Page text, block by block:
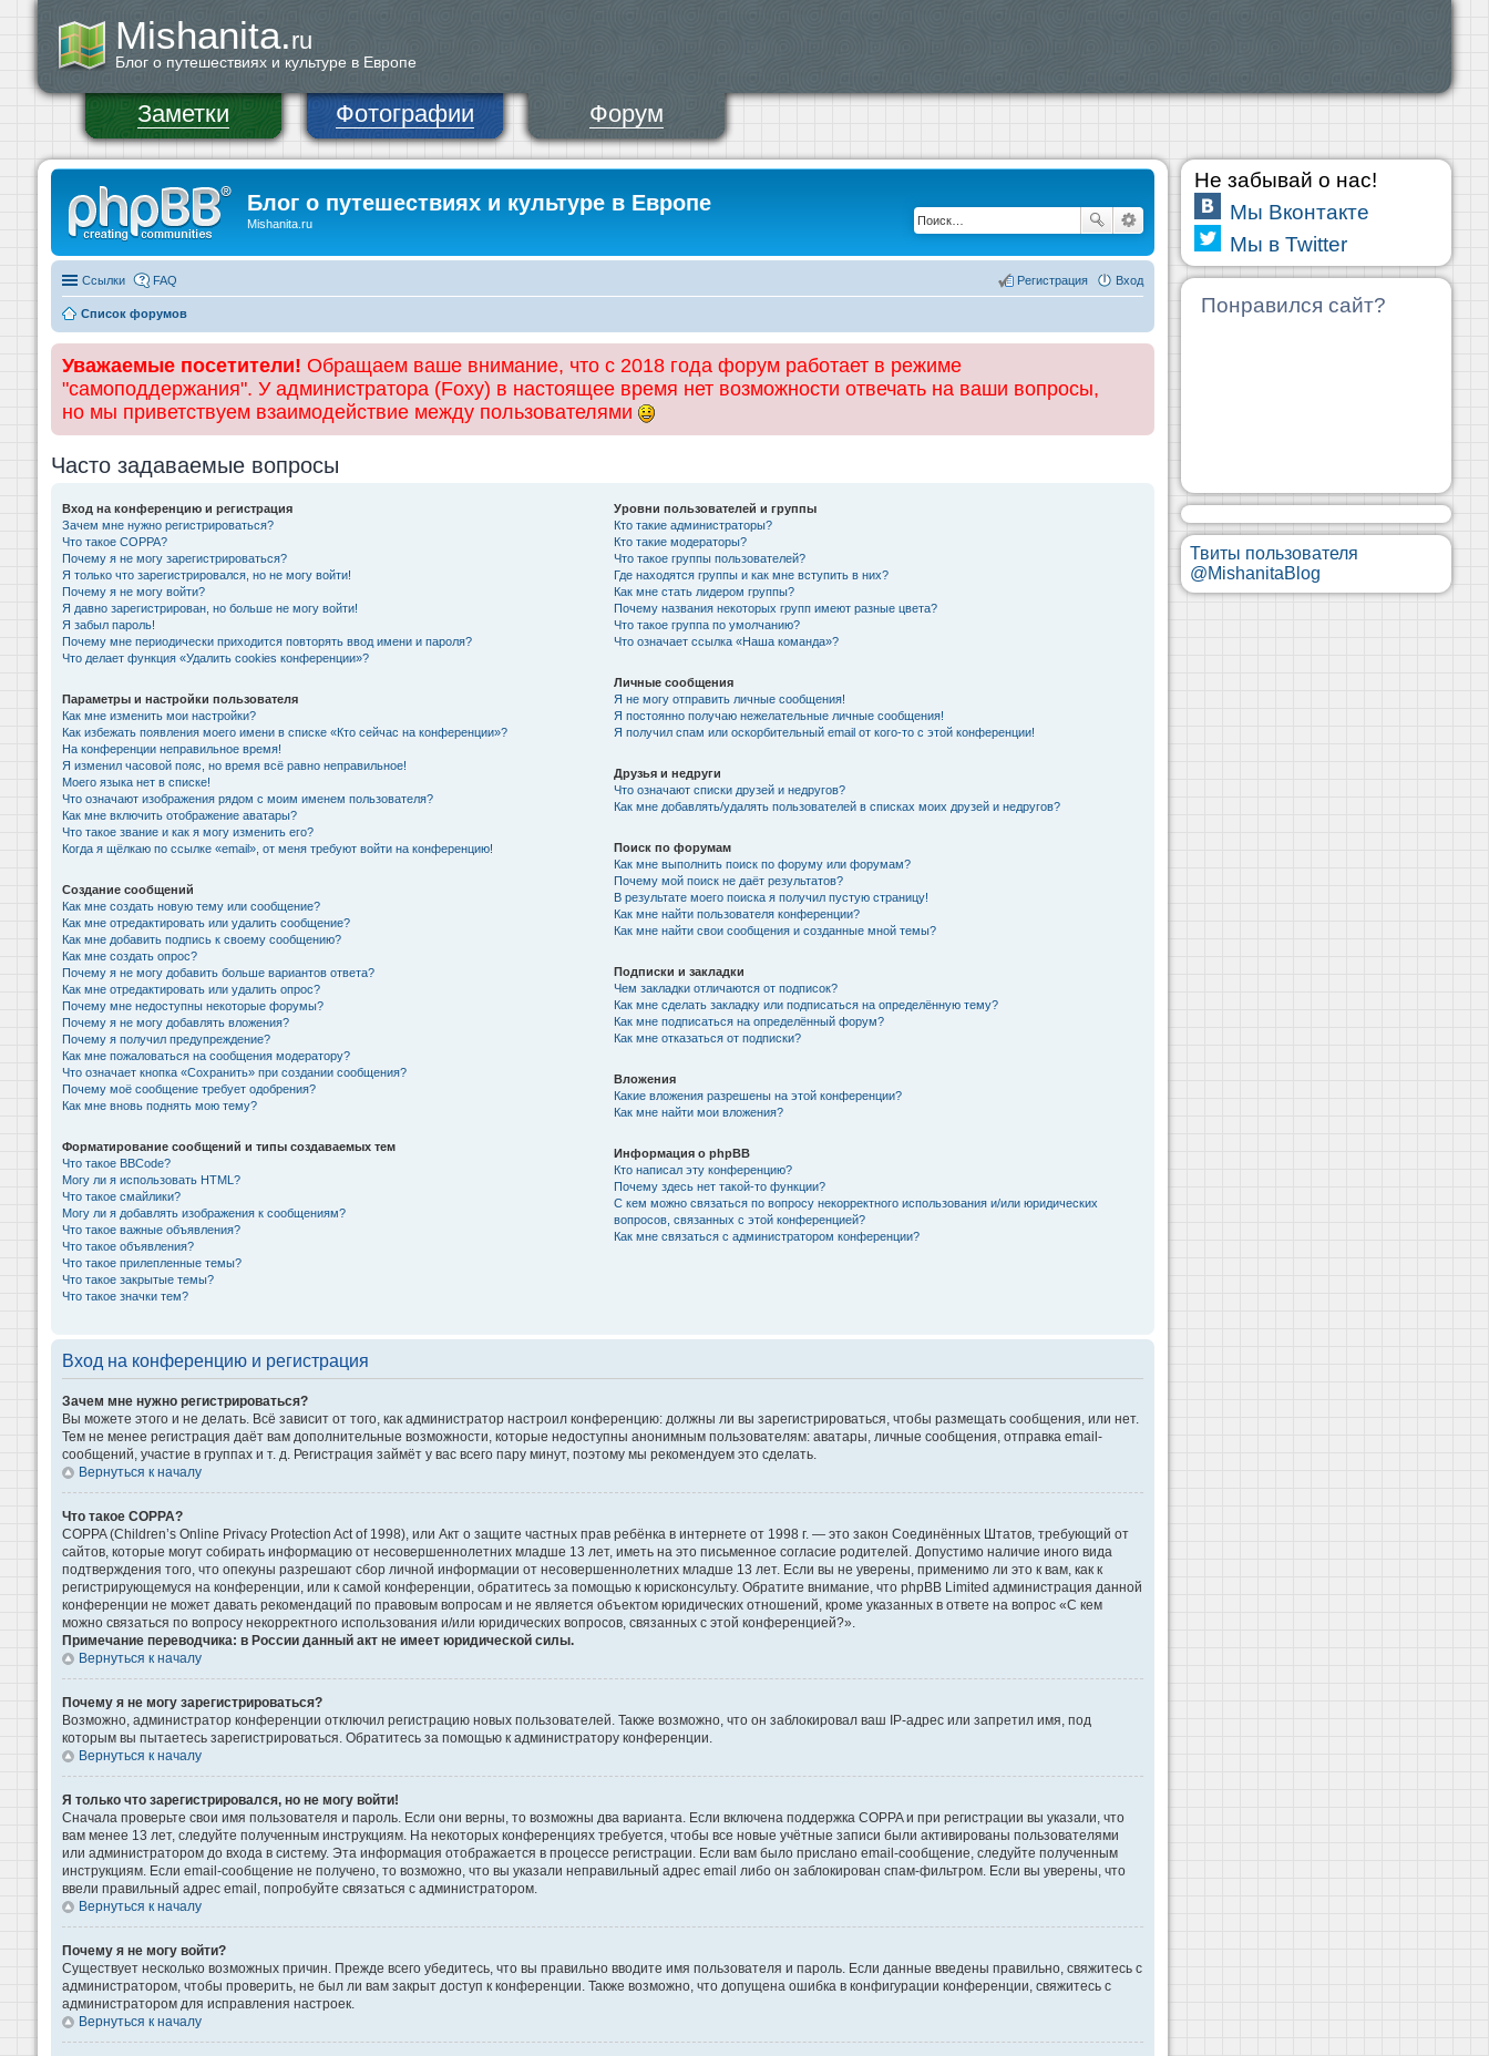
Mishanita.ru
Блог о путешествиях и культуре в Европе
Заметки Фотографии Форум
Блог о путешествиях и культуре в Европе
Mishanita.ru
Ссылки FAQ Вход
Регистрация
Список форумов
Уважаемые посетители! Обращаем ваше внимание, что с 2018 года форум работает в режиме
"самоподдержания". У администратора (Foxy) в настоящее время нет возможности отвечать на ваши вопросы,
но мы приветствуем взаимодействие между пользователями
Часто задаваемые вопросы
Вход на конференцию и регистрация
Зачем мне нужно регистрироваться?
Что такое COPPA?
Почему я не могу зарегистрироваться?
Я только что зарегистрировался, но не могу войти!
Почему я не могу войти?
Я давно зарегистрирован, но больше не могу войти!
Я забыл пароль!
Почему мне периодически приходится повторять ввод имени и пароля?
Что делает функция «Удалить cookies конференции»?
Параметры и настройки пользователя
Как мне изменить мои настройки?
Как избежать появления моего имени в списке «Кто сейчас на конференции»?
На конференции неправильное время!
Я изменил часовой пояс, но время всё равно неправильное!
Моего языка нет в списке!
Что означают изображения рядом с моим именем пользователя?
Как мне включить отображение аватары?
Что такое звание и как я могу изменить его?
Когда я щёлкаю по ссылке «email», от меня требуют войти на конференцию!
Создание сообщений
Как мне создать новую тему или сообщение?
Как мне отредактировать или удалить сообщение?
Как мне добавить подпись к своему сообщению?
Как мне создать опрос?
Почему я не могу добавить больше вариантов ответа?
Как мне отредактировать или удалить опрос?
Почему мне недоступны некоторые форумы?
Почему я не могу добавлять вложения?
Почему я получил предупреждение?
Как мне пожаловаться на сообщения модератору?
Что означает кнопка «Сохранить» при создании сообщения?
Почему моё сообщение требует одобрения?
Как мне вновь поднять мою тему?
Форматирование сообщений и типы создаваемых тем
Что такое BBCode?
Могу ли я использовать HTML?
Что такое смайлики?
Могу ли я добавлять изображения к сообщениям?
Что такое важные объявления?
Что такое объявления?
Что такое прилепленные темы?
Что такое закрытые темы?
Что такое значки тем?
Уровни пользователей и группы
Кто такие администраторы?
Кто такие модераторы?
Что такое группы пользователей?
Где находятся группы и как мне вступить в них?
Как мне стать лидером группы?
Почему названия некоторых групп имеют разные цвета?
Что такое группа по умолчанию?
Что означает ссылка «Наша команда»?
Личные сообщения
Я не могу отправить личные сообщения!
Я постоянно получаю нежелательные личные сообщения!
Я получил спам или оскорбительный email от кого-то с этой конференции!
Друзья и недруги
Что означают списки друзей и недругов?
Как мне добавлять/удалять пользователей в списках моих друзей и недругов?
Поиск по форумам
Как мне выполнить поиск по форуму или форумам?
Почему мой поиск не даёт результатов?
В результате моего поиска я получил пустую страницу!
Как мне найти пользователя конференции?
Как мне найти свои сообщения и созданные мной темы?
Подписки и закладки
Чем закладки отличаются от подписок?
Как мне сделать закладку или подписаться на определённую тему?
Как мне подписаться на определённый форум?
Как мне отказаться от подписки?
Вложения
Какие вложения разрешены на этой конференции?
Как мне найти мои вложения?
Информация о phpBB
Кто написал эту конференцию?
Почему здесь нет такой-то функции?
С кем можно связаться по вопросу некорректного использования и/или юридических
вопросов, связанных с этой конференцией?
Как мне связаться с администратором конференции?
Вход на конференцию и регистрация
Зачем мне нужно регистрироваться?
Вы можете этого и не делать. Всё зависит от того, как администратор настроил конференцию: должны ли вы зарегистрироваться, чтобы размещать сообщения, или нет.
Тем не менее регистрация даёт вам дополнительные возможности, которые недоступны анонимным пользователям: аватары, личные сообщения, отправка email-
сообщений, участие в группах и т. д. Регистрация займёт у вас всего пару минут, поэтому мы рекомендуем это сделать.
Вернуться к началу
Что такое COPPA?
COPPA (Children’s Online Privacy Protection Act of 1998), или Акт о защите частных прав ребёнка в интернете от 1998 г. — это закон Соединённых Штатов, требующий от
сайтов, которые могут собирать информацию от несовершеннолетних младше 13 лет, иметь на это письменное согласие родителей. Допустимо наличие иного вида
подтверждения того, что опекуны разрешают сбор личной информации от несовершеннолетних младше 13 лет. Если вы не уверены, применимо ли это к вам, как к
регистрирующемуся на конференции, или к самой конференции, обратитесь за помощью к юрисконсульту. Обратите внимание, что phpBB Limited администрация данной
конференции не может давать рекомендаций по правовым вопросам и не является объектом юридических отношений, кроме указанных в ответе на вопрос «С кем
можно связаться по вопросу некорректного использования и/или юридических вопросов, связанных с этой конференцией?».
Примечание переводчика: в России данный акт не имеет юридической силы.
Вернуться к началу
Почему я не могу зарегистрироваться?
Возможно, администратор конференции отключил регистрацию новых пользователей. Также возможно, что он заблокировал ваш IP-адрес или запретил имя, под
которым вы пытаетесь зарегистрироваться. Обратитесь за помощью к администратору конференции.
Вернуться к началу
Я только что зарегистрировался, но не могу войти!
Сначала проверьте свои имя пользователя и пароль. Если они верны, то возможны два варианта. Если включена поддержка COPPA и при регистрации вы указали, что
вам менее 13 лет, следуйте полученным инструкциям. На некоторых конференциях требуется, чтобы все новые учётные записи были активированы пользователями
или администратором до входа в систему. Эта информация отображается в процессе регистрации. Если вам было прислано email-сообщение, следуйте полученным
инструкциям. Если email-сообщение не получено, то возможно, что вы указали неправильный адрес email либо он заблокирован спам-фильтром. Если вы уверены, что
ввели правильный адрес email, попробуйте связаться с администратором.
Вернуться к началу
Почему я не могу войти?
Существует несколько возможных причин. Прежде всего убедитесь, что вы правильно вводите имя пользователя и пароль. Если данные введены правильно, свяжитесь с
администратором, чтобы проверить, не был ли вам закрыт доступ к конференции. Также возможно, что допущена ошибка в конфигурации конференции, свяжитесь с
администратором для исправления настроек.
Вернуться к началу
Не забывай о нас!
Мы Вконтакте
Мы в Twitter
Понравился сайт?
Твиты пользователя
@MishanitaBlog